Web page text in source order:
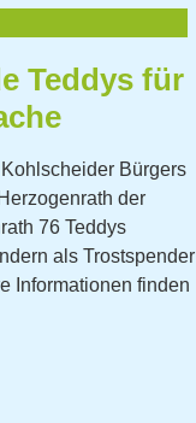
Teddys für
Bürgers
der
76 Teddys
als Trostspender
Informationen finden